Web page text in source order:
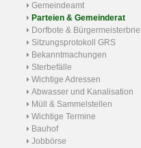
Gemeindeamt
Parteien & Gemeinderat
Dorfbote &
Sitzungsprotokoll GRS
Bekanntmachungen
Sterbefälle
Wichtige Adressen
Abwasser und Kanalisation
Müll & Sammelstellen
Wichtige Termine
Bauhof
Jobbörse